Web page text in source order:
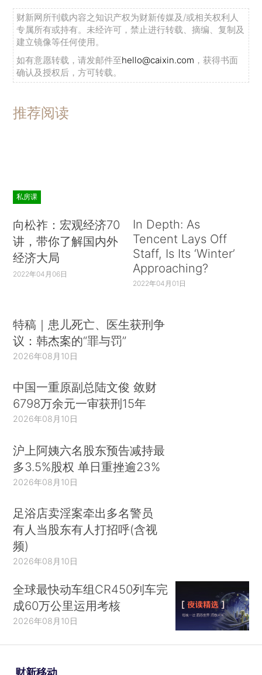
财新网所刊载内容之知识产权为财新传媒及/或相关权利人
专属所有或持有。未经许可，禁止进行转载、摘编、复制及
建立镜像等任何使用。
如有意愿转载，请发邮件至hello@caixin.com ，获得书面
确认及授权后，方可转载。
推荐阅读
私房课
向松祚：宏观经济70
讲，带你了解国内外
经济大局
2022年04月06日
In Depth: As
Tencent Lays Off
Staff, Is Its ‘Winter’
Approaching?
2022年04月01日
特稿｜患儿死亡、医生获刑争
议：韩杰案的“罪与罚”
2026年08月10日
中国一重原副总陆文俊 敛财
6798万余元一审获刑15年
2026年08月10日
沪上阿姨六名股东预告减持最
多3.5%股权 单日重挫逾23%
2026年08月10日
足浴店卖淫案牵出多名警员
有人当股东有人打招呼(含视
频)
2026年08月10日
全球最快动车组CR450列车完
成60万公里运用考核
2026年08月10日
财新移动